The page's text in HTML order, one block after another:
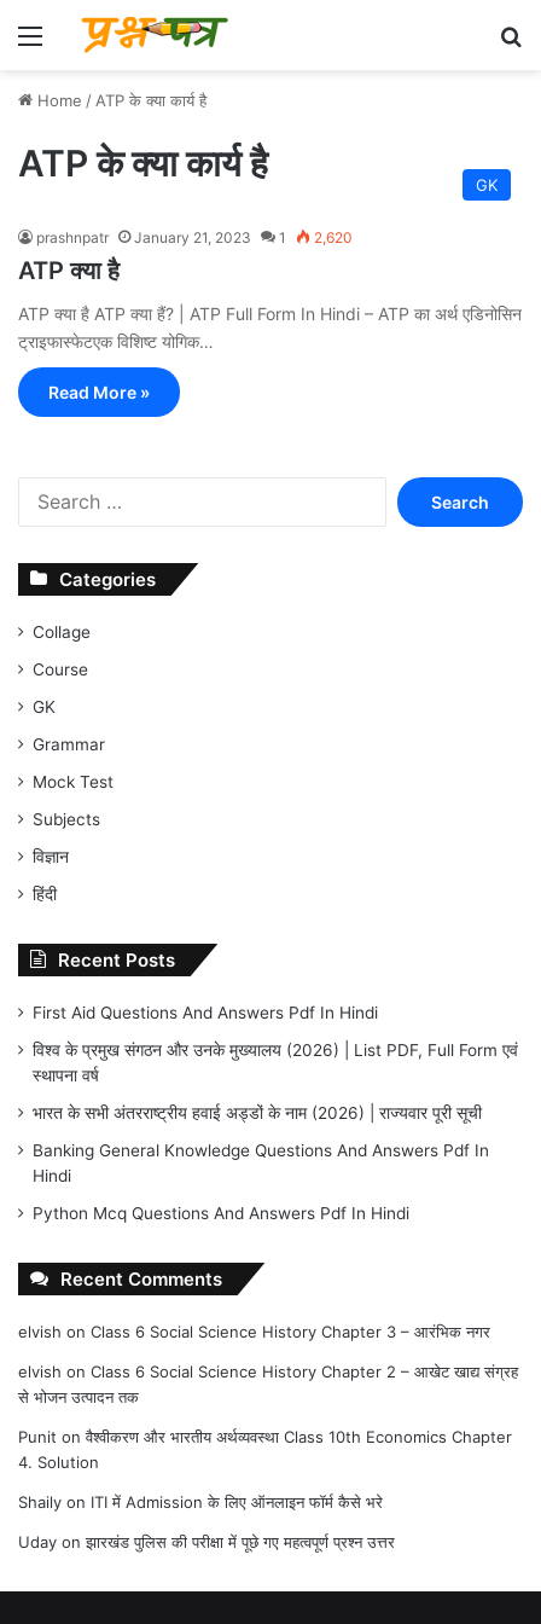
Menu
Home /ATP के क्या कार्य है
ATP के क्या कार्य है GK
prashnpatr January 21, 2023 1 2,620
ATP क्या है
ATP क्या है ATP क्या हैं? | ATP Full Form In Hindi – ATP का अर्थ एडिनोसिन
ट्राइफास्फेटएक विशिष्ट योगिक…
Read More »
Search
for:
Categories
Collage
Course
GK
Grammar
Mock Test
Subjects
विज्ञान
हिंदी
Recent Posts
First Aid Questions And Answers Pdf In Hindi
विश्व के प्रमुख संगठन और उनके मुख्यालय (2026) | List PDF, Full Form एवं
स्थापना वर्ष
भारत के सभी अंतरराष्ट्रीय हवाई अड्डों के नाम (2026) | राज्यवार पूरी सूची
Banking General Knowledge Questions And Answers Pdf In
Hindi
Python Mcq Questions And Answers Pdf In Hindi
Recent Comments
elvish on Class 6 Social Science History Chapter 3 – आरंभिक नगर
elvish on Class 6 Social Science History Chapter 2 – आखेट खाद्य संग्रह
से भोजन उत्पादन तक
Punit onवैश्वीकरण और भारतीय अर्थव्यवस्था Class 10th Economics Chapter
4. Solution
Shaily on ITI में Admission के लिए ऑनलाइन फॉर्म कैसे भरे
Uday onझारखंड पुलिस की परीक्षा में पूछे गए महत्वपूर्ण प्रश्न उत्तर